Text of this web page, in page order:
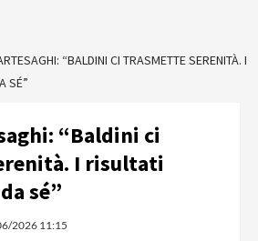
“BALDINI CI TRASMETTE SERENITÀ. I
SÉ”
“Baldini ci
I risultati
sé”
2026 11:15